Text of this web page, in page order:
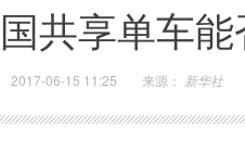
共享单车
2017-06-15 11:25 来源： 新华社